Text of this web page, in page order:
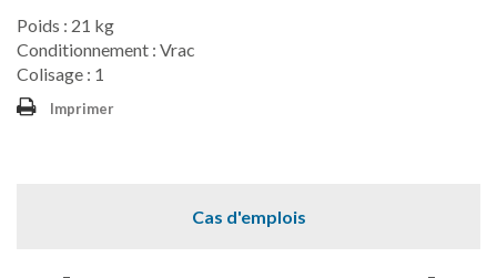
Poids : 21 kg
Conditionnement : Vrac
Colisage : 1
Imprimer
Cas d'emplois